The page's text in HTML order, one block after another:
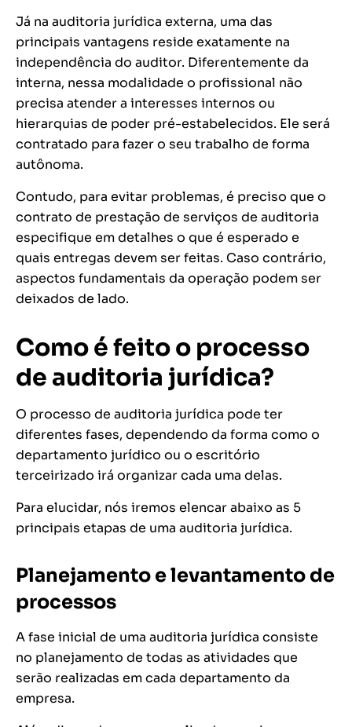
Já na auditoria jurídica externa, uma das
principais vantagens reside exatamente na
independência do auditor. Diferentemente da
interna, nessa modalidade o profissional não
precisa atender a interesses internos ou
hierarquias de poder pré-estabelecidos. Ele será
contratado para fazer o seu trabalho de forma
autônoma.
Contudo, para evitar problemas, é preciso que o
contrato de prestação de serviços de auditoria
especifique em detalhes o que é esperado e
quais entregas devem ser feitas. Caso contrário,
aspectos fundamentais da operação podem ser
deixados de lado.
Como é feito o processo
de auditoria jurídica?
O processo de auditoria jurídica pode ter
diferentes fases, dependendo da forma como o
departamento jurídico ou o escritório
terceirizado irá organizar cada uma delas.
Para elucidar, nós iremos elencar abaixo as 5
principais etapas de uma auditoria jurídica.
Planejamento e levantamento de
processos
A fase inicial de uma auditoria jurídica consiste
no planejamento de todas as atividades que
serão realizadas em cada departamento da
empresa.